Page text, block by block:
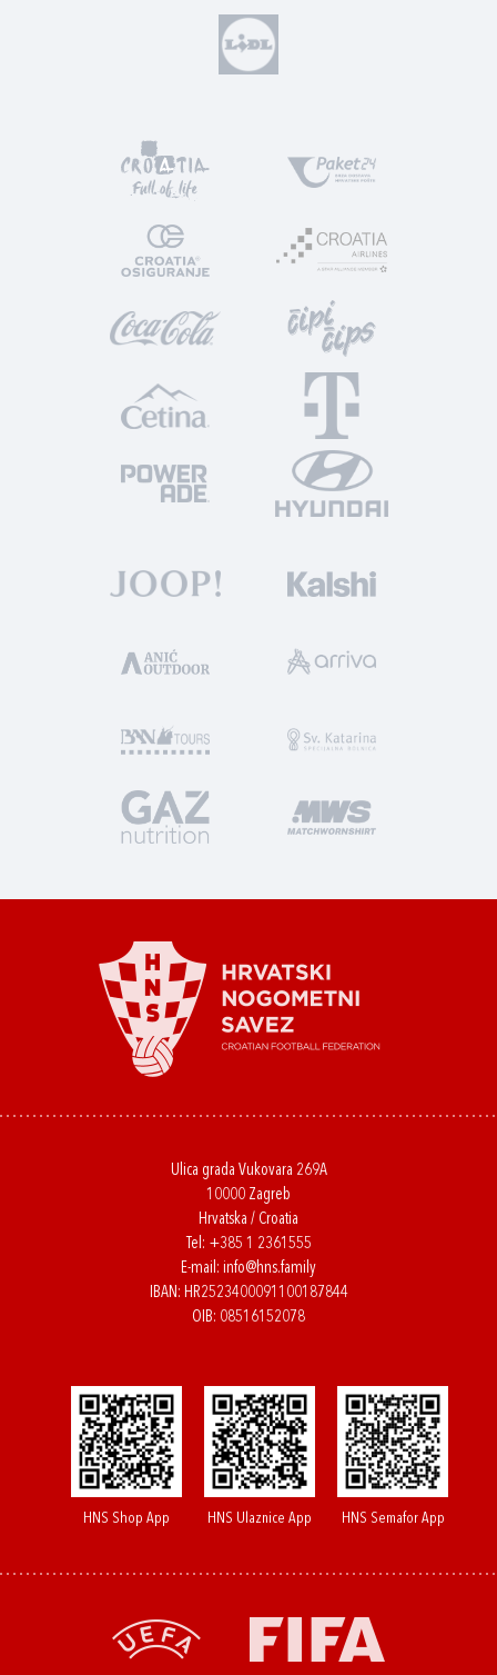
Ulica grada Vukovara 269A
10000 Zagreb
Hrvatska / Croatia
Tel: +385 1 2361555
E-mail: info@hns.family
IBAN: HR2523400091100187844
OIB: 08516152078
HNS Shop App HNS Ulaznice App HNS Semafor App